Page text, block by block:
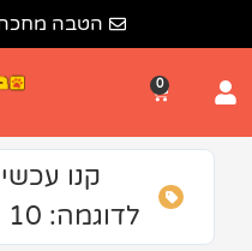
הטבה מחכה לכם בעגלת
קנו עכשיו: מבצע
10 חטיפים ב-100 ₪